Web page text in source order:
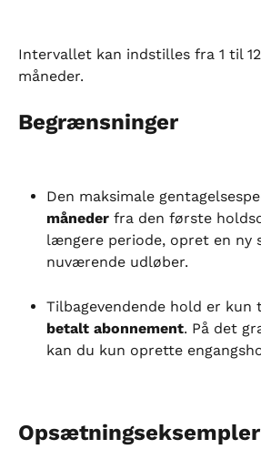
Intervallet kan indstilles fra 1 til
måneder.
Begrænsninger
Den maksimale
måneder fra den første
længere periode, opret en ny
nuværende udløber.
Tilbagevendende hold er
betalt abonnement. På det
kan du kun oprette
Opsætningseksempler